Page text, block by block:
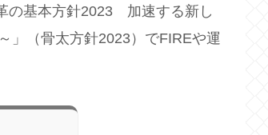
の基本方針2023 加速する新し
」（骨太方針2023）でFIREや運